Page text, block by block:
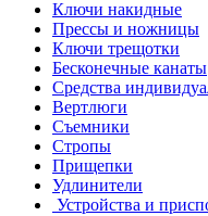
Ключи накидные
Прессы и ножницы
Ключи трещотки
Бесконечные канаты
Средства
Вертлюги
Съемники
Стропы
Прищепки
Удлинители
Устройства и